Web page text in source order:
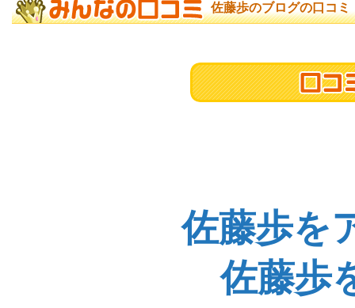
佐藤歩のブログの口コミ
佐藤歩を
佐藤歩